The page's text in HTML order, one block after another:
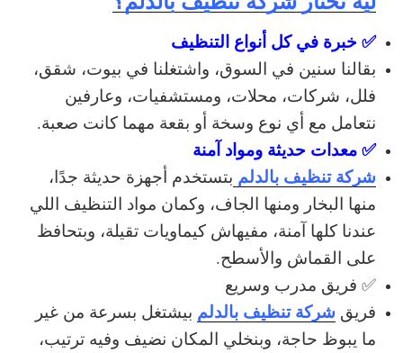
✅ خبرة في كل أنواع التنظيف
بقالنا سنين في السوق، واشتغلنا في بيوت، شقق،
فلل، شركات، محلات، ومستشفيات، وعارفين
نتعامل مع أي نوع وسخة أو بقعة مهما كانت صعبة.
✅ معدات حديثة ومواد آمنة
شركة تنظيف بالدلم بتستخدم أجهزة حديثة جدًا،
منها البخار ومنها الجاف، وكمان مواد التنظيف اللي
عندنا كلها آمنة، مفيهاش كيماويات تقيلة، وبتحافظ
على القماش والأسطح.
✅ فريق مدرب وسريع
فريق شركة تنظيف بالدلم بيشتغل بسرعة من غير
ما يبوظ حاجة، وبنخلي المكان نضيف وفيه ترتيب،